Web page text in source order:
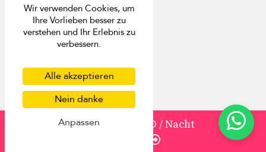
von1259 819 USD / Nacht
Entdecken Sie
Über uns
Kontakt
Häufig gestellte Fragen
Presse
Ihre Villa auflisten
Concierge-Dienst
Wir verwenden Cookies, um
Ihre Vorlieben besser zu
verstehen und Ihr Erlebnis zu
verbessern.
Alle akzeptieren
Nein danke
Anpassen